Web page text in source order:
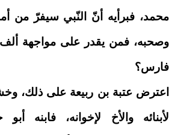
محمد، فبرأيه أنّ النّبي سيفرّ من
وصحبه، فمن يقدر على مواجهة ألف
فارس؟
اعترض عتبة بن ربيعة على ذلك،
لأبنائه والأخ لإخوانه، فابنه